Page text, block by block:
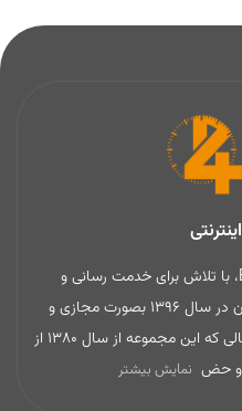
فروشگاه اینترنتی Bistchari.com، با تلاش برای خدمت رسانی و
پاسخگویی 24 ساعته به شما عزیزان در سال 1396 بصورت مجازی و
اینترنتی شروع به کار کرده است. در حالی که این مجموعه از سال 1380 از
و حض نمایش بیشتر